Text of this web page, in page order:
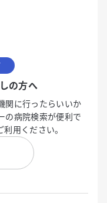
の方へ
関に行ったらいいか
の病院検索が便利で
用ください。